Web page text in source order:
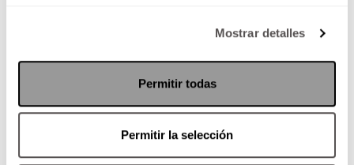
Mostrar detalles
Permitir todas
Permitir la selección
Tips para proteger tu sonrisa
Los riesgos de estas bebidas no quieren decir
que no vuevlas a tomarlas. Algunas, como el
komucha,hasta son buenas para la salud.